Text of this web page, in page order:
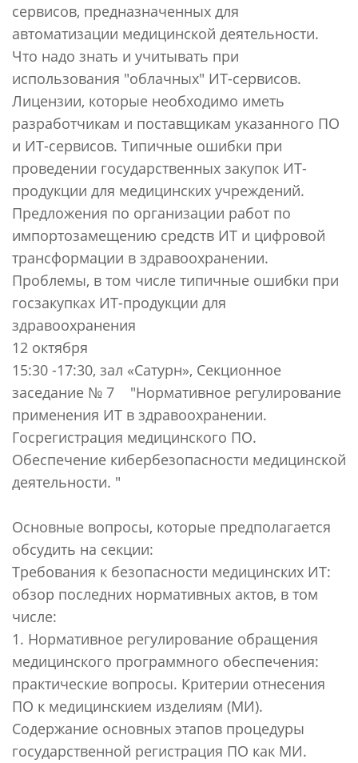
сервисов, предназначенных для
автоматизации медицинской деятельности.
Что надо знать и учитывать при
использования "облачных" ИТ-сервисов.
Лицензии, которые необходимо иметь
разработчикам и поставщикам указанного ПО
и ИТ-сервисов. Типичные ошибки при
проведении государственных закупок ИТ-
продукции для медицинских учреждений.
Предложения по организации работ по
импортозамещению средств ИТ и цифровой
трансформации в здравоохранении.
Проблемы, в том числе типичные ошибки при
госзакупках ИТ-продукции для
здравоохранения
12 октября
15:30 -17:30, зал «Сатурн», Секционное
заседание № 7 "Нормативное регулирование
применения ИТ в здравоохранении.
Госрегистрация медицинского ПО.
Обеспечение кибербезопасности медицинской
деятельности. "
Основные вопросы, которые предполагается
обсудить на секции:
Требования к безопасности медицинских ИТ:
обзор последних нормативных актов, в том
числе:
1. Нормативное регулирование обращения
медицинского программного обеспечения:
практические вопросы. Критерии отнесения
ПО к медицинскием изделиям (МИ).
Содержание основных этапов процедуры
государственной регистрация ПО как МИ.